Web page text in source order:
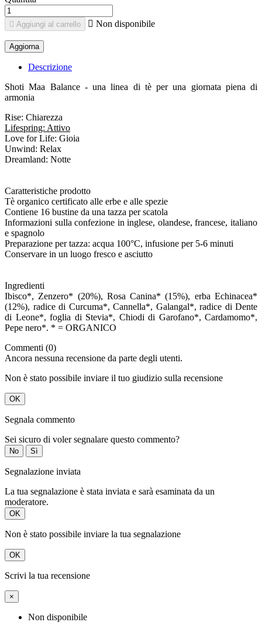
 Aggiungi al carrello  Non disponibile
Descrizione
Shoti Maa Balance - una linea di tè per una giornata piena di
armonia
Rise: Chiarezza
Lifespring: Attivo
Love for Life: Gioia
Unwind: Relax
Dreamland: Notte
Caratteristiche prodotto
Tè organico certificato alle erbe e alle spezie
Contiene 16 bustine da una tazza per scatola
Informazioni sulla confezione in inglese, olandese, francese, italiano
e spagnolo
Preparazione per tazza: acqua 100°C, infusione per 5-6 minuti
Conservare in un luogo fresco e asciutto
Ingredienti
Ibisco*, Zenzero* (20%), Rosa Canina* (15%), erba Echinacea*
(12%), radice di Curcuma*, Cannella*, Galangal*, radice di Dente
di Leone*, foglia di Stevia*, Chiodi di Garofano*, Cardamomo*,
Pepe nero*. * = ORGANICO
Commenti (0)
Ancora nessuna recensione da parte degli utenti.
Non è stato possibile inviare il tuo giudizio sulla recensione
OK
Segnala commento
Sei sicuro di voler segnalare questo commento?
No Sì
Segnalazione inviata
La tua segnalazione è stata inviata e sarà esaminata da un
moderatore.
OK
Non è stato possibile inviare la tua segnalazione
OK
Scrivi la tua recensione
×
Non disponibile